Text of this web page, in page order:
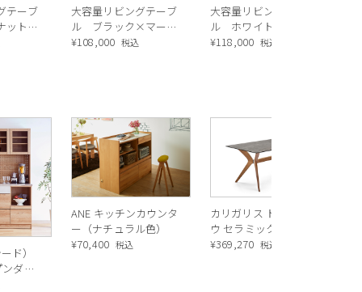
テーブ
ット×
大容量リビングテーブ
ル ブラック×マーブ
ルブラック
¥108,000 税込
大容量リビングテーブ
ル ホワイト×マーブ
ルホワイト
¥118,000 税込
ド）
ダイ
チュ
ANE キッチンカウンタ
ー（ナチュラル色）
¥70,400 税込
カリガリス トウキョ
ウ セラミック ダイニ
ングテーブル ／
¥369,270 税込